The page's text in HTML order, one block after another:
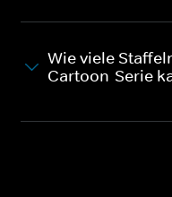
Wie viele
Cartoon-Serie